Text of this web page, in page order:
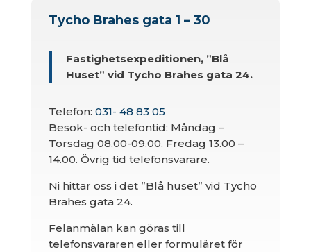
Tycho Brahes gata 1 – 30
Fastighetsexpeditionen, ”Blå
Huset” vid Tycho Brahes gata 24.
Telefon: 031- 48 83 05
Besök- och telefontid: Måndag –
Torsdag 08.00-09.00. Fredag 13.00 –
14.00. Övrig tid telefonsvarare.
Ni hittar oss i det ”Blå huset” vid Tycho
Brahes gata 24.
Felanmälan kan göras till
telefonsvararen eller formuläret för